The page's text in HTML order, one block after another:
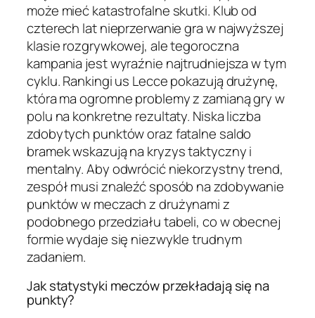
może mieć katastrofalne skutki. Klub od
czterech lat nieprzerwanie gra w najwyższej
klasie rozgrywkowej, ale tegoroczna
kampania jest wyraźnie najtrudniejsza w tym
cyklu. Rankingi us Lecce pokazują drużynę,
która ma ogromne problemy z zamianą gry w
polu na konkretne rezultaty. Niska liczba
zdobytych punktów oraz fatalne saldo
bramek wskazują na kryzys taktyczny i
mentalny. Aby odwrócić niekorzystny trend,
zespół musi znaleźć sposób na zdobywanie
punktów w meczach z drużynami z
podobnego przedziału tabeli, co w obecnej
formie wydaje się niezwykle trudnym
zadaniem.
Jak statystyki meczów przekładają się na
punkty?